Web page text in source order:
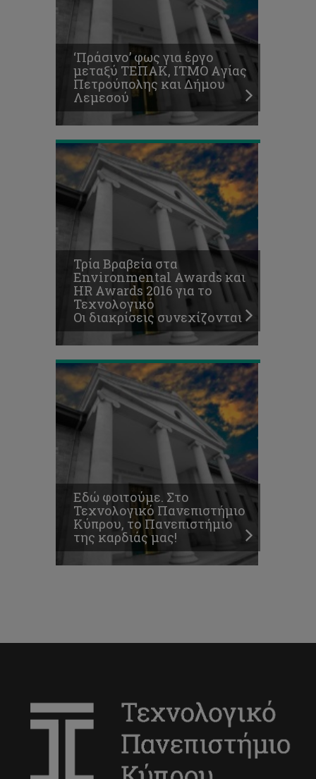
‘Πράσινο’ φως για έργο
μεταξύ ΤΕΠΑΚ, ΙΤΜΟ Aγίας
Πετρούπολης και Δήμου
Λεμεσού
Awards
2016
για
το
Τεχνολογικό
Οι
διακρίσεις
συνεχίζονται
Τρία Βραβεία στα
Environmental Awards και
HR Awards 2016 για το
Τεχνολογικό
Οι διακρίσεις συνεχίζονται
Εδώ
φοιτούμε.
Τεχνολογικό
Πανεπιστήμιο
Κύπρου,
το
Πανεπιστήμιο
της
καρδιάς
μας!
Εδώ φοιτούμε. Στο
Τεχνολογικό Πανεπιστήμιο
Κύπρου, το Πανεπιστήμιο
της καρδιάς μας!